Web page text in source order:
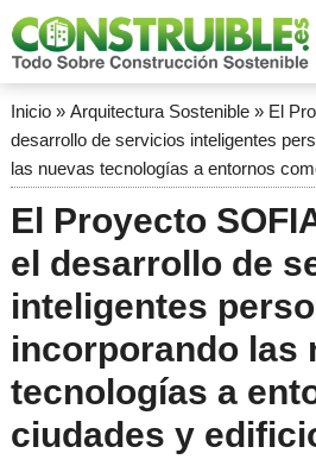
Inicio» Arquitectura Sostenible» El
desarrollo de servicios inteligentes
las nuevas tecnologías a entornos
El Proyecto
el desarrollo de
inteligentes
incorporando las
tecnologías a
ciudades y